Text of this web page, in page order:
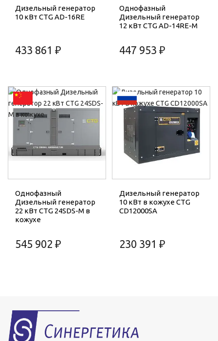
Дизельный генератор
10 кВт CTG AD-16RE
433 861 ₽
Однофазный
Дизельный генератор
12 кВт CTG AD-14RE-M
447 953 ₽
Однофазный
Дизельный генератор
22 кВт CTG 24SDS-M в
кожухе
545 902 ₽
Дизельный генератор
10 кВт в кожухе CTG
CD12000SA
230 391 ₽